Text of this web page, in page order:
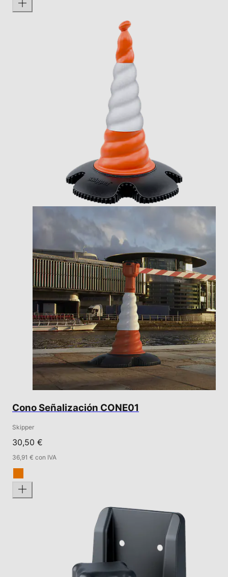
Cono Señalización CONE01
Skipper
30,50 €
36,91 € con IVA